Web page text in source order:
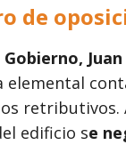
de
elemental
retributivos.
edificio se